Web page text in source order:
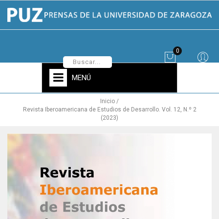
0
MENÚ
Inicio
Revista Iberoamericana de Estudios de Desarrollo. Vol. 12, N.º 2
(2023)